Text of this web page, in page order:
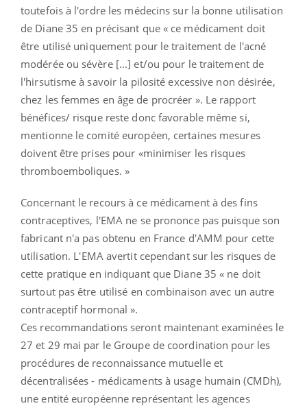
toutefois à l'ordre les médecins sur la bonne utilisation
de Diane 35 en précisant que « ce médicament doit
être utilisé uniquement pour le traitement de l'acné
modérée ou sévère [...] et/ou pour le traitement de
l'hirsutisme à savoir la pilosité excessive non désirée,
chez les femmes en âge de procréer ». Le rapport
bénéfices/ risque reste donc favorable même si,
mentionne le comité européen, certaines mesures
doivent être prises pour «minimiser les risques
thromboemboliques. »
Concernant le recours à ce médicament à des fins
contraceptives, l'EMA ne se prononce pas puisque son
fabricant n'a pas obtenu en France d'AMM pour cette
utilisation. L'EMA avertit cependant sur les risques de
cette pratique en indiquant que Diane 35 « ne doit
surtout pas être utilisé en combinaison avec un autre
contraceptif hormonal ».
Ces recommandations seront maintenant examinées le
27 et 29 mai par le Groupe de coordination pour les
procédures de reconnaissance mutuelle et
décentralisées - médicaments à usage humain (CMDh),
une entité européenne représentant les agences